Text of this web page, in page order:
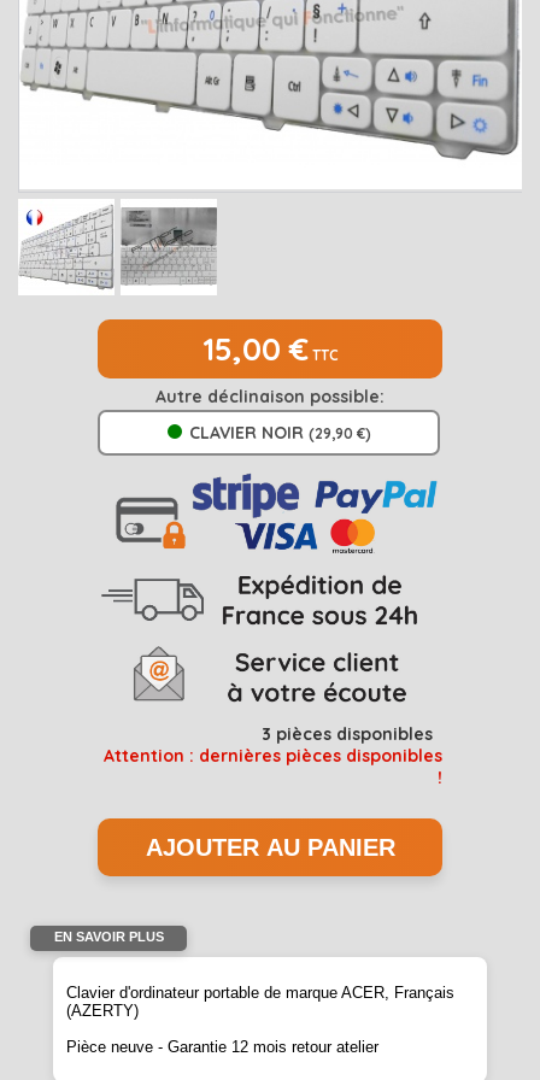
MEDION 2
Open submenu
MSI Open submenu
4
Open submenu
SAMSUNG
SONY
15,00 €TTC
Autre déclinaison possible:
CLAVIER NOIR (29,90 €)
3 pièces disponibles
Attention : dernières pièces disponibles
!
EN SAVOIR PLUS
Clavier d'ordinateur portable de marque ACER, Français
(AZERTY)
Pièce neuve - Garantie 12 mois retour atelier